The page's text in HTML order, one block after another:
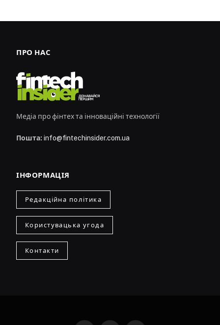
ПРО НАС
Медіа про фінтех та інноваційні технології
Пошта: info@fintechinsider.com.ua
ІНФОРМАЦІЯ
Редакційна політика
Користувацька угода
Контакти